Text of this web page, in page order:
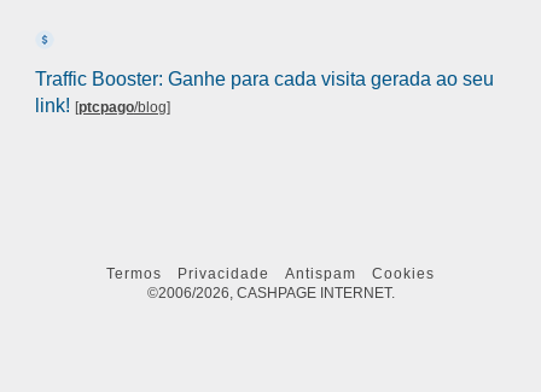
Traffic Booster: Ganhe para cada visita gerada ao seu
link! [ptcpago/blog]
Termos Privacidade Antispam
Cookies
©2006/2026, CASHPAGE INTERNET.